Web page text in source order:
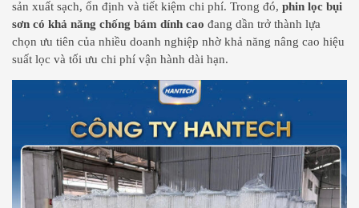
sản xuất sạch, ổn định và tiết kiệm chi phí. Trong đó, phin lọc bụi
sơn có khả năng chống bám dính cao đang dần trở thành lựa
chọn ưu tiên của nhiều doanh nghiệp nhờ khả năng nâng cao hiệu
suất lọc và tối ưu chi phí vận hành dài hạn.